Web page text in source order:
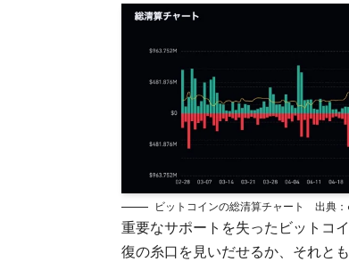
ビットコインの総清算チャート 出典
重要なサポートを失ったビットコ
復の糸口を見いだせるか、それと